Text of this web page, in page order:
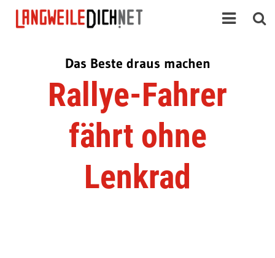
Das Beste draus machen
Rallye-Fahrer
fährt ohne
Lenkrad